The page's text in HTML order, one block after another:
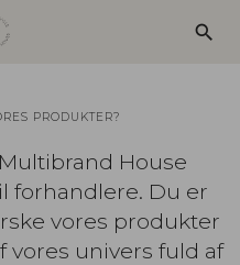
search
PRODUKTER?
House
forhandlere. Du er
vores produkter
vores univers fuld af